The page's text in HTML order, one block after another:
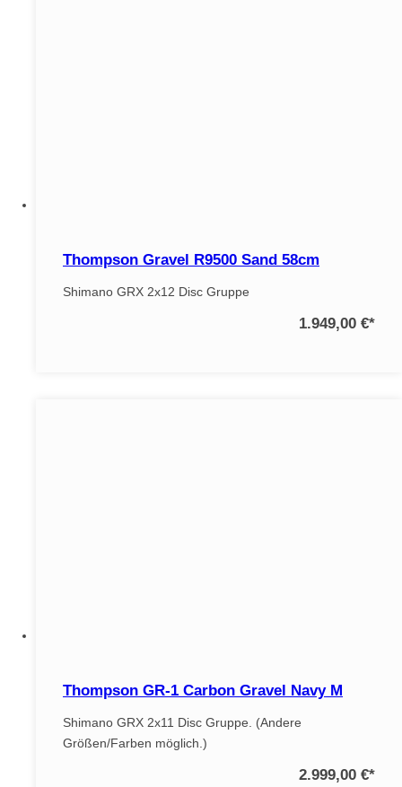
Thompson Gravel R9500 Sand 58cm
Shimano GRX 2x12 Disc Gruppe
1.949,00 €*
Thompson GR-1 Carbon Gravel Navy M
Shimano GRX 2x11 Disc Gruppe. (Andere
Größen/Farben möglich.)
2.999,00 €*